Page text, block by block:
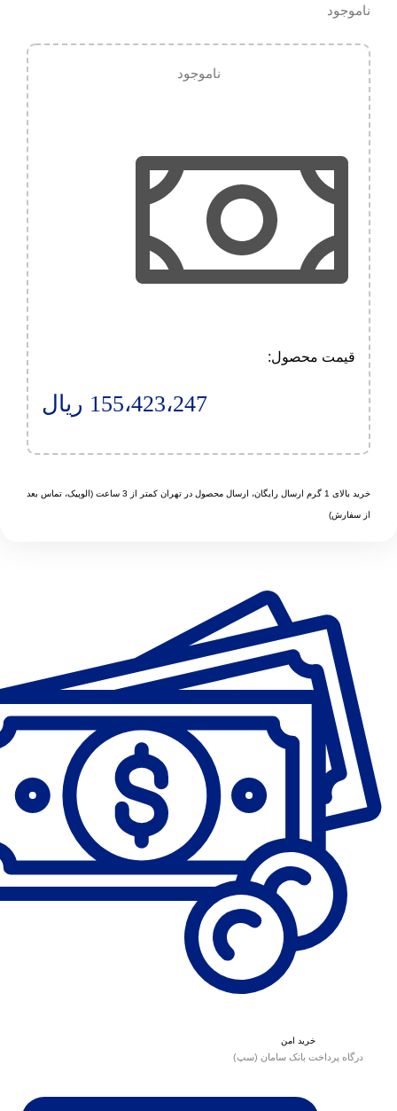
ناموجود
ناموجود
قیمت محصول:​
155،423،247 ریال
خرید بالای 1 گرم ارسال رایگان، ارسال محصول در تهران کمتر از 3 ساعت (الوپیک، تماس بعد
از سفارش)
خرید امن
درگاه پرداخت بانک سامان (سپ)